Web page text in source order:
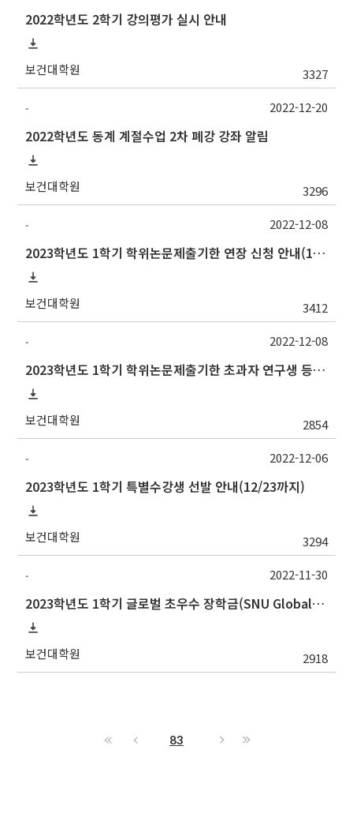
2022학년도 2학기 강의평가 실시 안내
보건대학원 3327
-
2022학년도 동계 계절수업 2차 폐강 강좌 알림
보건대학원 3296
2022-12-20
-
2023학년도 1학기 학위논문제출기한 연장 신청 안내(1/6까지)
보건대학원 3412
2022-12-08
-
2023학년도 1학기 학위논문제출기한 초과자 연구생 등록 신청 안내(1/13까지)
보건대학원 2854
2022-12-08
-
2023학년도 1학기 특별수강생 선발 안내(12/23까지)
보건대학원 3294
2022-12-06
-
2023학년도 1학기 글로벌 초우수 장학금(SNU Global Scholarship, GS) 신청 안내(12/12수정)
보건대학원 2918
2022-11-30
83